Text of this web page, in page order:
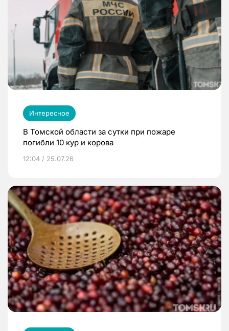
Интересное
В Томской области за сутки при пожаре
погибли 10 кур и корова
12:04 / 25.07.26